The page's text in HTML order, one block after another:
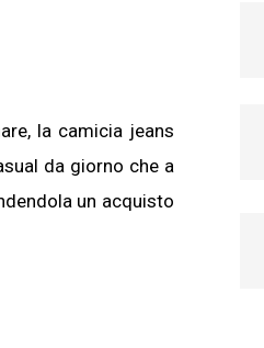
la camicia jeans
da giorno che a
un acquisto